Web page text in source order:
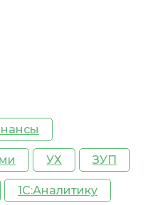
УХ ЗУП
1С:Аналитику